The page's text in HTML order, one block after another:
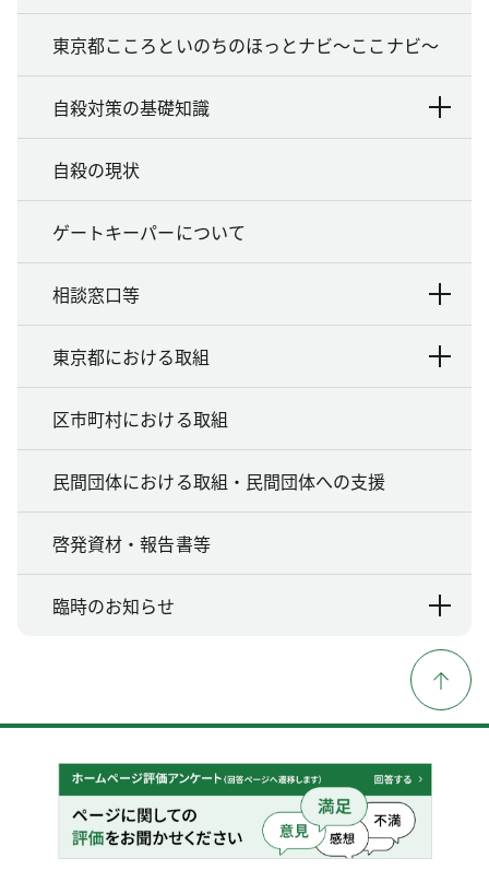
東京都こころといのちのほっとナビ～ここナビ～
自殺対策の基礎知識
自殺の現状
ゲートキーパーについて
相談窓口等
東京都における取組
区市町村における取組
民間団体における取組・民間団体への支援
啓発資材・報告書等
臨時のお知らせ